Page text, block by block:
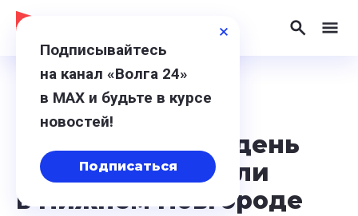
1 июня 2024, 18:04
Всероссийский день
футбола отметили
в Нижнем Новгороде
Подписывайтесь
на канал «Волга 24»
в МАХ и будьте в курсе
новостей!
Подписаться